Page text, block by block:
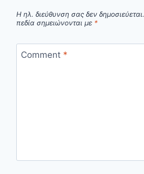
Η ηλ. διεύθυνση σας δεν δημοσιεύεται.
πεδία σημειώνονται με *
Comment *